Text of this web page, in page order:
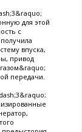
для этой
с
впуска,
привод
передачи.